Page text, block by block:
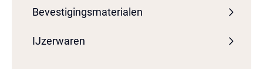
Bevestigingsmaterialen
IJzerwaren